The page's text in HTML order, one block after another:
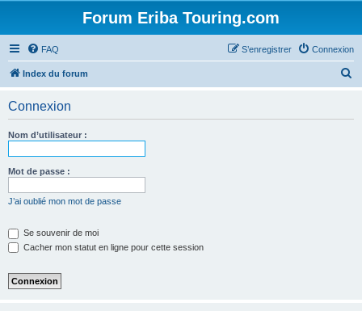
Forum Eriba Touring.com
FAQ Connexion
S’enregistrer
Index du forum
Connexion
Nom d’utilisateur :
Mot de passe :
J’ai oublié mon mot de passe
Se souvenir de moi
Cacher mon statut en ligne pour cette session